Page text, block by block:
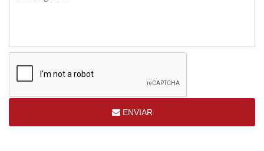
ENVIAR